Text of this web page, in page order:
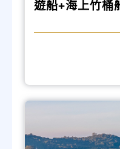
遊船+海上竹桶